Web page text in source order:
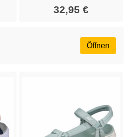
32,95 €
Öffnen